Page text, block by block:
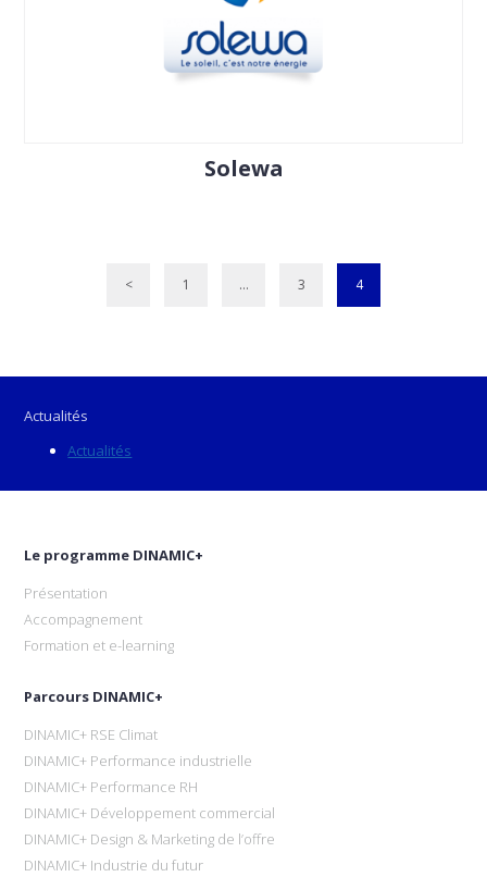
Solewa
< 1 … 3 4
Actualités
Actualités
Le programme DINAMIC+
Présentation
Accompagnement
Formation et e-learning
Parcours DINAMIC+
DINAMIC+ RSE Climat
DINAMIC+ Performance industrielle
DINAMIC+ Performance RH
DINAMIC+ Développement commercial
DINAMIC+ Design & Marketing de l’offre
DINAMIC+ Industrie du futur